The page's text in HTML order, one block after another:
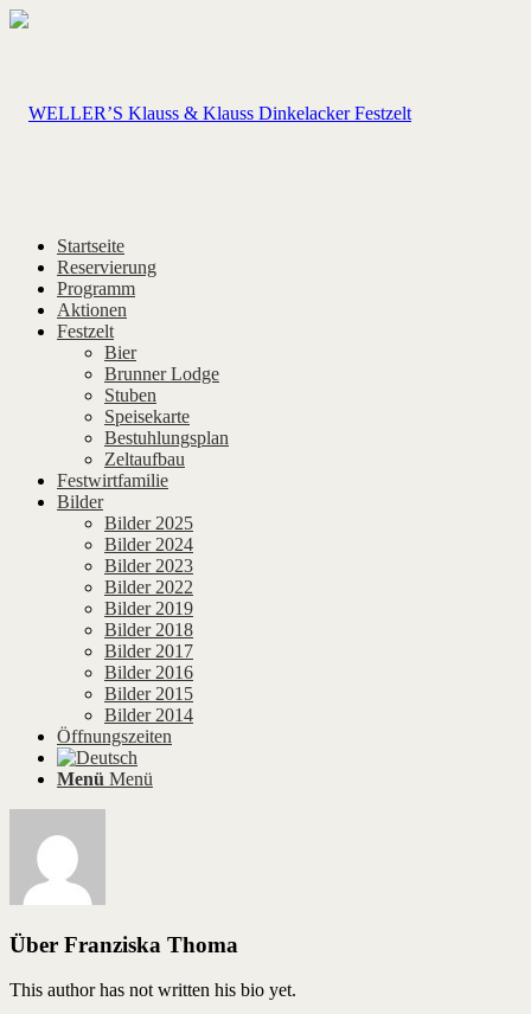
Startseite
Reservierung
Programm
Aktionen
Festzelt
Bier
Brunner Lodge
Stuben
Speisekarte
Bestuhlungsplan
Zeltaufbau
Festwirtfamilie
Bilder
Bilder 2025
Bilder 2024
Bilder 2023
Bilder 2022
Bilder 2019
Bilder 2018
Bilder 2017
Bilder 2016
Bilder 2015
Bilder 2014
Öffnungszeiten
Menü Menü
Über Franziska Thoma
This author has not written his bio yet.